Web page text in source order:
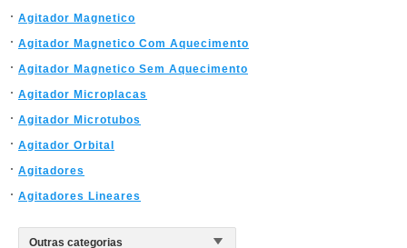
Agitador Magnetico
Agitador Magnetico Com Aquecimento
Agitador Magnetico Sem Aquecimento
Agitador Microplacas
Agitador Microtubos
Agitador Orbital
Agitadores
Agitadores Lineares